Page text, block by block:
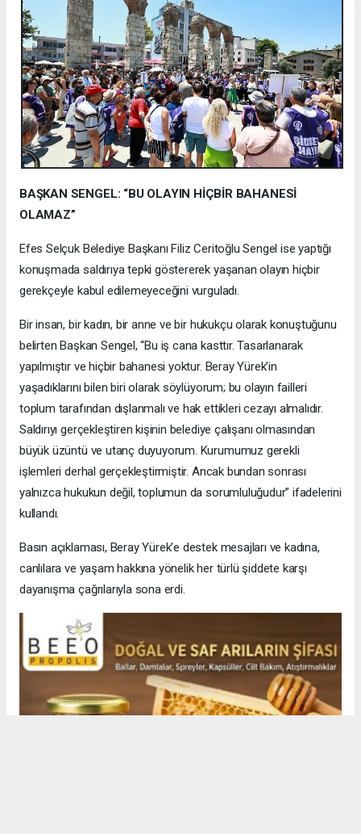
BAŞKAN SENGEL: “BU OLAYIN HİÇBİR BAHANESİ
OLAMAZ”
Efes Selçuk Belediye Başkanı Filiz Ceritoğlu Sengel ise yaptığı
konuşmada saldırıya tepki göstererek yaşanan olayın hiçbir
gerekçeyle kabul edilemeyeceğini vurguladı.
Bir insan, bir kadın, bir anne ve bir hukukçu olarak konuştuğunu
belirten Başkan Sengel, “Bu iş cana kasttır. Tasarlanarak
yapılmıştır ve hiçbir bahanesi yoktur. Beray Yürek’in
yaşadıklarını bilen biri olarak söylüyorum; bu olayın failleri
toplum tarafından dışlanmalı ve hak ettikleri cezayı almalıdır.
Saldırıyı gerçekleştiren kişinin belediye çalışanı olmasından
büyük üzüntü ve utanç duyuyorum. Kurumumuz gerekli
işlemleri derhal gerçekleştirmiştir. Ancak bundan sonrası
yalnızca hukukun değil, toplumun da sorumluluğudur” ifadelerini
kullandı.
Basın açıklaması, Beray Yürek’e destek mesajları ve kadına,
canlılara ve yaşam hakkına yönelik her türlü şiddete karşı
dayanışma çağrılarıyla sona erdi.